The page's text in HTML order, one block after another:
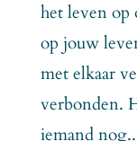
het leven op
op jouw
met elkaar
verbonden.
iemand